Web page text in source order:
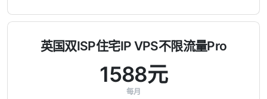
英国双ISP住宅IP VPS不限流量Pro
1588元
每月